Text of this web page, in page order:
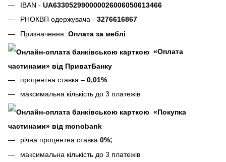
IBAN - UA633052990000026006050613466
РНОКВП одержувача - 3276616867
Призначення: Оплата за меблі
«Оплата
частинами» від ПриватБанку
процентна ставка – 0,01%
максимальна кількість до 3 платежів
«Покупка
частинами» від monobank
річна процентна ставка 0%;
максимальна кількість до 3 платежів